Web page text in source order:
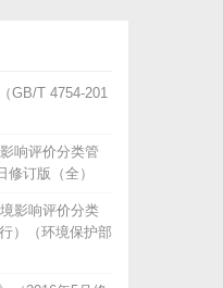
GB/T 4754-201
响评价分类管
订版（全）
影响评价分类
）（环境保护部